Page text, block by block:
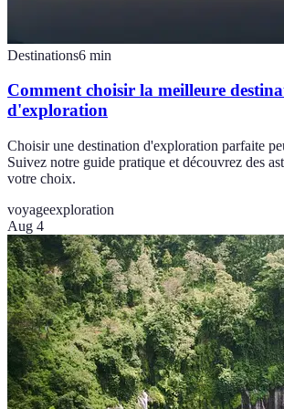
Destinations6 min
Comment choisir la meilleure
d'exploration
Choisir une destination d'exploration parfaite
Suivez notre guide pratique et découvrez des
votre choix.
voyageexploration
Aug 4